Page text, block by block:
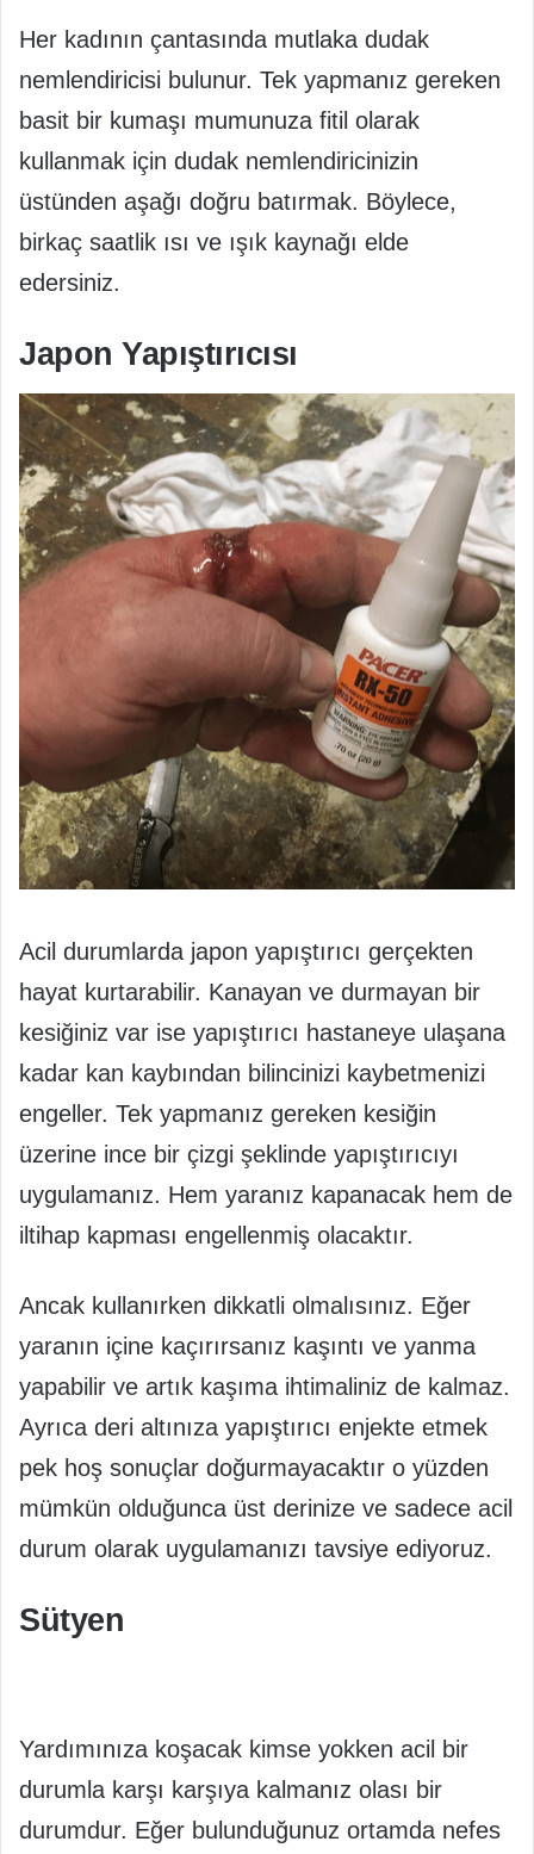
Her kadının çantasında mutlaka dudak
nemlendiricisi bulunur. Tek yapmanız gereken
basit bir kumaşı mumunuza fitil olarak
kullanmak için dudak nemlendiricinizin
üstünden aşağı doğru batırmak. Böylece,
birkaç saatlik ısı ve ışık kaynağı elde
edersiniz.
Japon Yapıştırıcısı
Acil durumlarda japon yapıştırıcı gerçekten
hayat kurtarabilir. Kanayan ve durmayan bir
kesiğiniz var ise yapıştırıcı hastaneye ulaşana
kadar kan kaybından bilincinizi kaybetmenizi
engeller. Tek yapmanız gereken kesiğin
üzerine ince bir çizgi şeklinde yapıştırıcıyı
uygulamanız. Hem yaranız kapanacak hem de
iltihap kapması engellenmiş olacaktır.
Ancak kullanırken dikkatli olmalısınız. Eğer
yaranın içine kaçırırsanız kaşıntı ve yanma
yapabilir ve artık kaşıma ihtimaliniz de kalmaz.
Ayrıca deri altınıza yapıştırıcı enjekte etmek
pek hoş sonuçlar doğurmayacaktır o yüzden
mümkün olduğunca üst derinize ve sadece acil
durum olarak uygulamanızı tavsiye ediyoruz.
Sütyen
Yardımınıza koşacak kimse yokken acil bir
durumla karşı karşıya kalmanız olası bir
durumdur. Eğer bulunduğunuz ortamda nefes